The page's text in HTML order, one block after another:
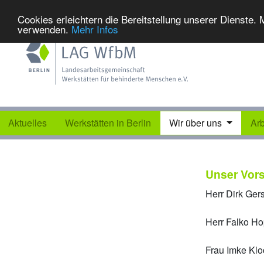
Cookies erleichtern die Bereitstellung unserer
verwenden. Mehr Infos
Aktuelles Werkstätten in Berlin Wir über uns
Unser
Herr Dirk
Herr Falko
Frau Imke